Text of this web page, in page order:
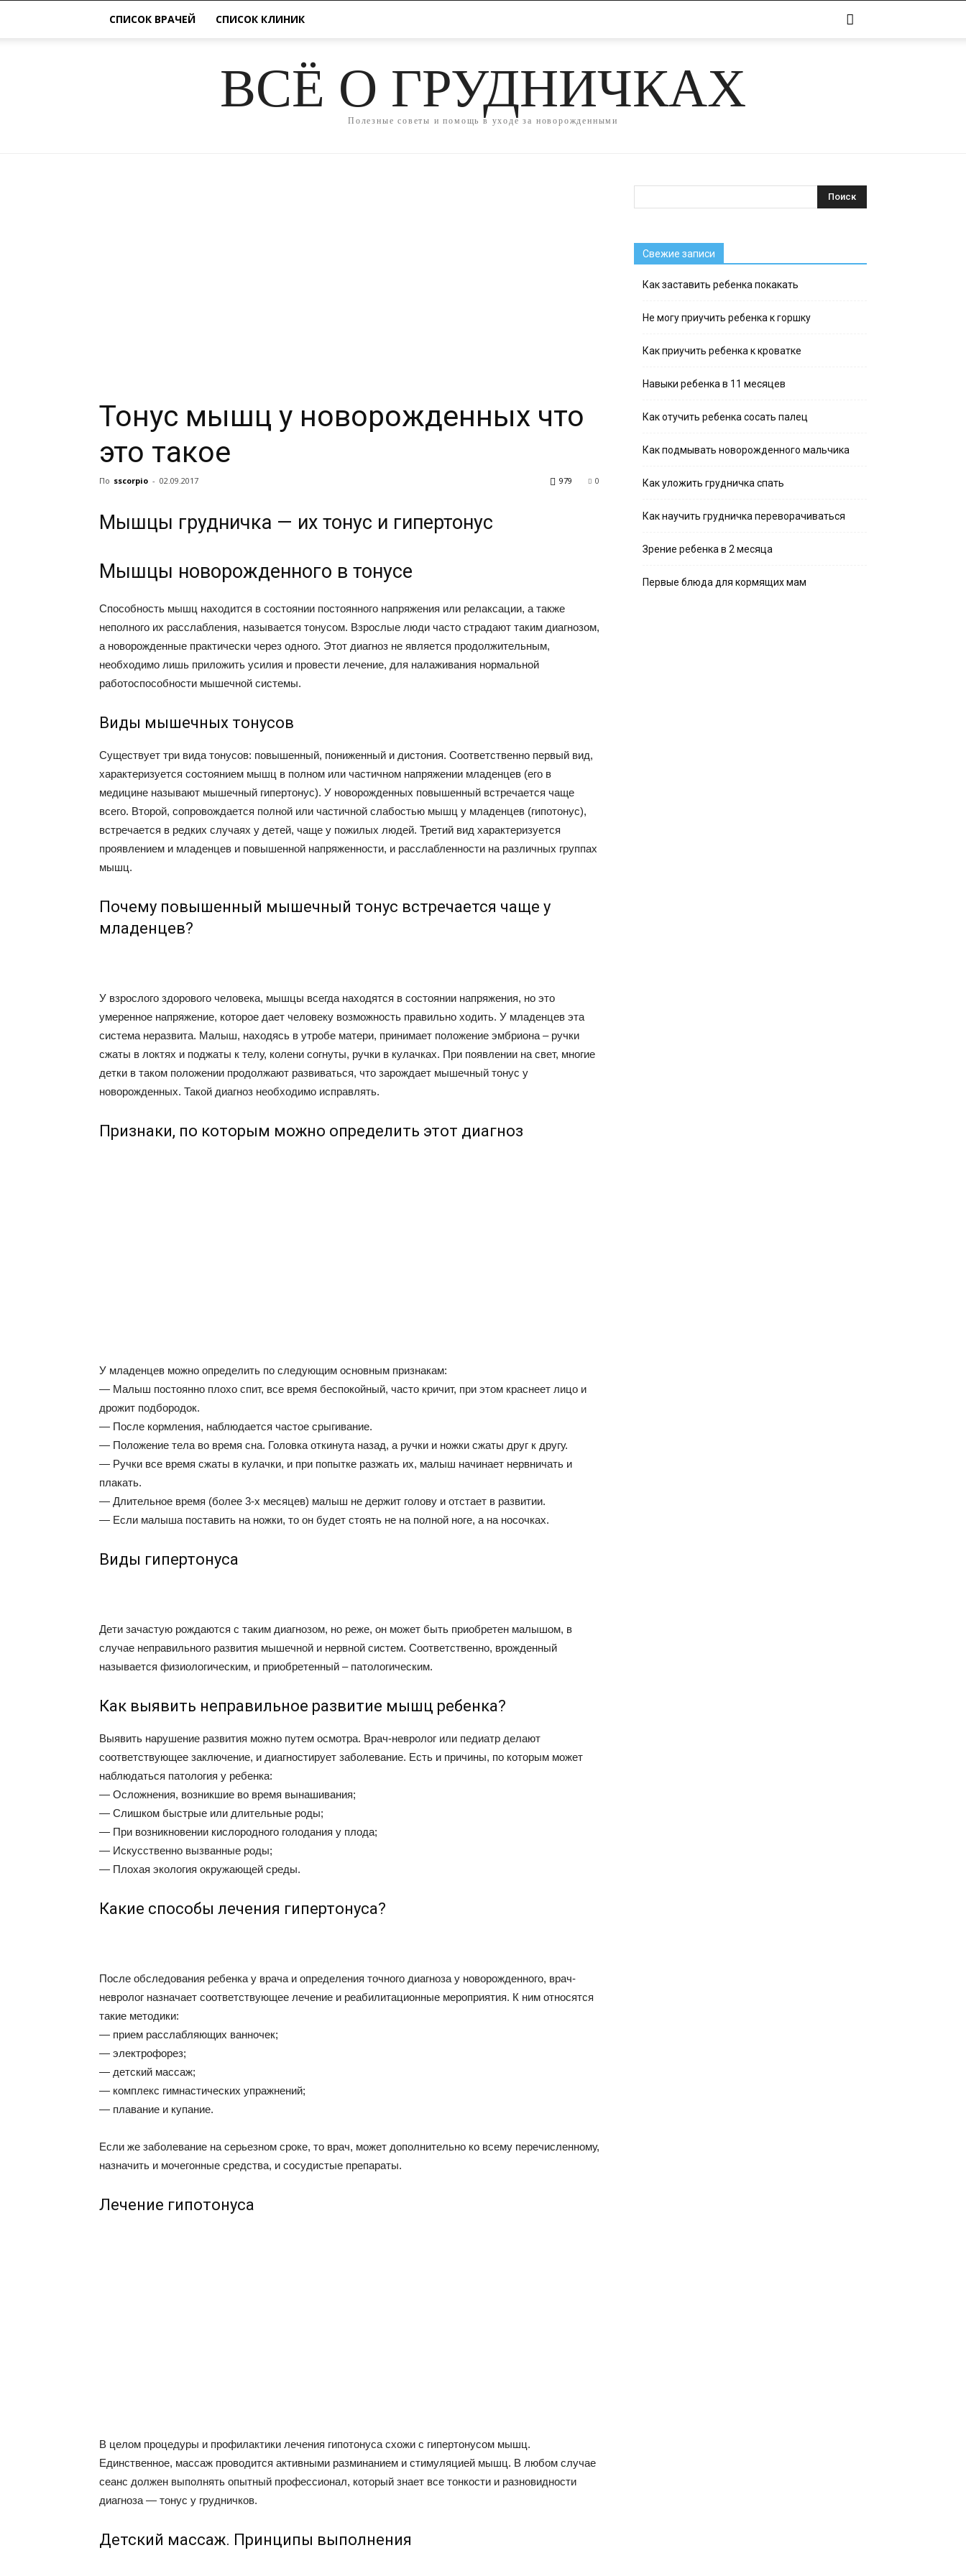
СПИСОК ВРАЧЕЙ СПИСОК КЛИНИК
ВСЁ О ГРУДНИЧКАХ
Полезные советы и помощь в уходе за новорожденными
Тонус мышц у новорожденных что
это такое
По sscorpio - 02.09.2017 0
979
Мышцы грудничка — их тонус и гипертонус
Мышцы новорожденного в тонусе
Способность мышц находится в состоянии постоянного напряжения или релаксации, а также
неполного их расслабления, называется тонусом. Взрослые люди часто страдают таким диагнозом,
а новорожденные практически через одного. Этот диагноз не является продолжительным,
необходимо лишь приложить усилия и провести лечение, для налаживания нормальной
работоспособности мышечной системы.
Виды мышечных тонусов
Существует три вида тонусов: повышенный, пониженный и дистония. Соответственно первый вид,
характеризуется состоянием мышц в полном или частичном напряжении младенцев (его в
медицине называют мышечный гипертонус). У новорожденных повышенный встречается чаще
всего. Второй, сопровождается полной или частичной слабостью мышц у младенцев (гипотонус),
встречается в редких случаях у детей, чаще у пожилых людей. Третий вид характеризуется
проявлением и младенцев и повышенной напряженности, и расслабленности на различных группах
мышц.
Почему повышенный мышечный тонус встречается чаще у
младенцев?
У взрослого здорового человека, мышцы всегда находятся в состоянии напряжения, но это
умеренное напряжение, которое дает человеку возможность правильно ходить. У младенцев эта
система неразвита. Малыш, находясь в утробе матери, принимает положение эмбриона – ручки
сжаты в локтях и поджаты к телу, колени согнуты, ручки в кулачках. При появлении на свет, многие
детки в таком положении продолжают развиваться, что зарождает мышечный тонус у
новорожденных. Такой диагноз необходимо исправлять.
Признаки, по которым можно определить этот диагноз
У младенцев можно определить по следующим основным признакам:
— Малыш постоянно плохо спит, все время беспокойный, часто кричит, при этом краснеет лицо и
дрожит подбородок.
— После кормления, наблюдается частое срыгивание.
— Положение тела во время сна. Головка откинута назад, а ручки и ножки сжаты друг к другу.
— Ручки все время сжаты в кулачки, и при попытке разжать их, малыш начинает нервничать и
плакать.
— Длительное время (более 3-х месяцев) малыш не держит голову и отстает в развитии.
— Если малыша поставить на ножки, то он будет стоять не на полной ноге, а на носочках.
Виды гипертонуса
Дети зачастую рождаются с таким диагнозом, но реже, он может быть приобретен малышом, в
случае неправильного развития мышечной и нервной систем. Соответственно, врожденный
называется физиологическим, и приобретенный – патологическим.
Как выявить неправильное развитие мышц ребенка?
Выявить нарушение развития можно путем осмотра. Врач-невролог или педиатр делают
соответствующее заключение, и диагностирует заболевание. Есть и причины, по которым может
наблюдаться патология у ребенка:
— Осложнения, возникшие во время вынашивания;
— Слишком быстрые или длительные роды;
— При возникновении кислородного голодания у плода;
— Искусственно вызванные роды;
— Плохая экология окружающей среды.
Какие способы лечения гипертонуса?
После обследования ребенка у врача и определения точного диагноза у новорожденного, врач-
невролог назначает соответствующее лечение и реабилитационные мероприятия. К ним относятся
такие методики:
— прием расслабляющих ванночек;
— электрофорез;
— детский массаж;
— комплекс гимнастических упражнений;
— плавание и купание.
Если же заболевание на серьезном сроке, то врач, может дополнительно ко всему перечисленному,
назначить и мочегонные средства, и сосудистые препараты.
Лечение гипотонуса
В целом процедуры и профилактики лечения гипотонуса схожи с гипертонусом мышц.
Единственное, массаж проводится активными разминанием и стимуляцией мышц. В любом случае
сеанс должен выполнять опытный профессионал, который знает все тонкости и разновидности
диагноза — тонус у грудничков.
Детский массаж. Принципы выполнения
Свежие записи
Как заставить ребенка покакать
Не могу приучить ребенка к горшку
Как приучить ребенка к кроватке
Навыки ребенка в 11 месяцев
Как отучить ребенка сосать палец
Как подмывать новорожденного мальчика
Как уложить грудничка спать
Как научить грудничка переворачиваться
Зрение ребенка в 2 месяца
Первые блюда для кормящих мам